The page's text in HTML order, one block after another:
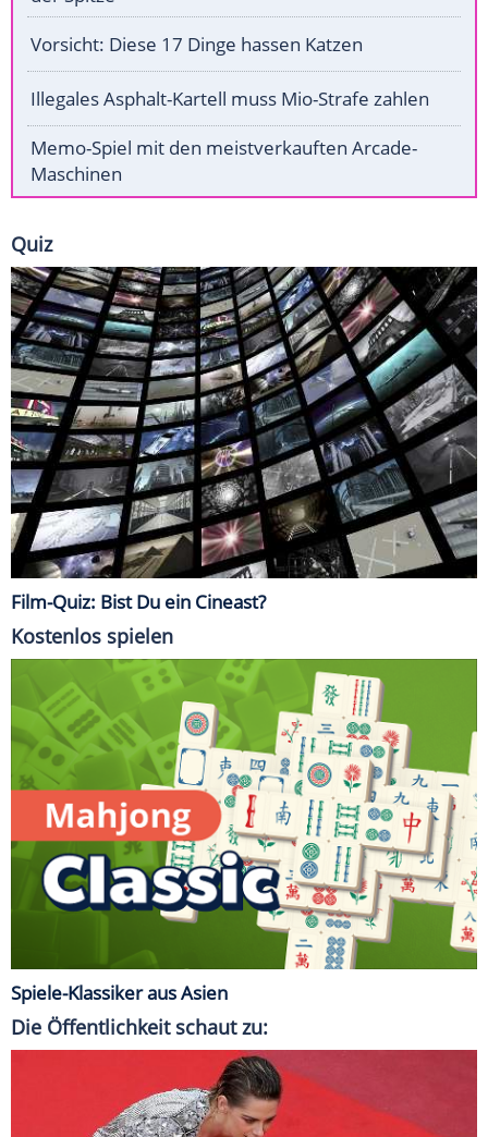
Vorsicht: Diese 17 Dinge hassen Katzen
Illegales Asphalt-Kartell muss Mio-Strafe zahlen
Memo-Spiel mit den meistverkauften Arcade-
Maschinen
Quiz
Film-Quiz: Bist Du ein Cineast?
Kostenlos spielen
Spiele-Klassiker aus Asien
Die Öffentlichkeit schaut zu: